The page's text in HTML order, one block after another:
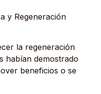
y Regeneración
la regeneración
habían demostrado
beneficios o se